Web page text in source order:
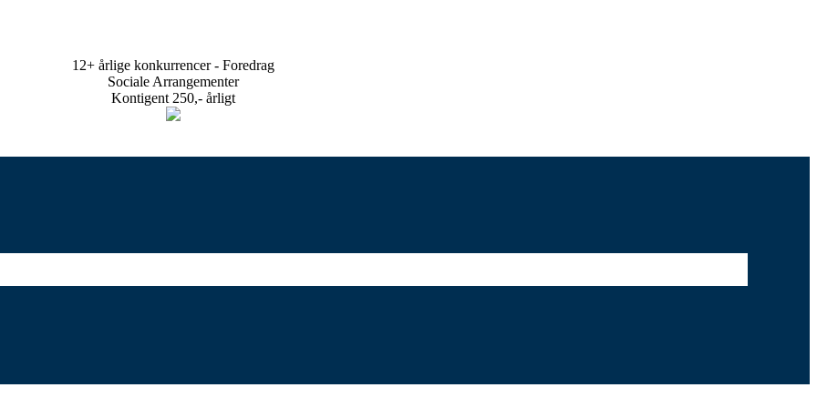
12+ årlige konkurrencer - Foredrag
Sociale Arrangementer
Kontigent 250,- årligt